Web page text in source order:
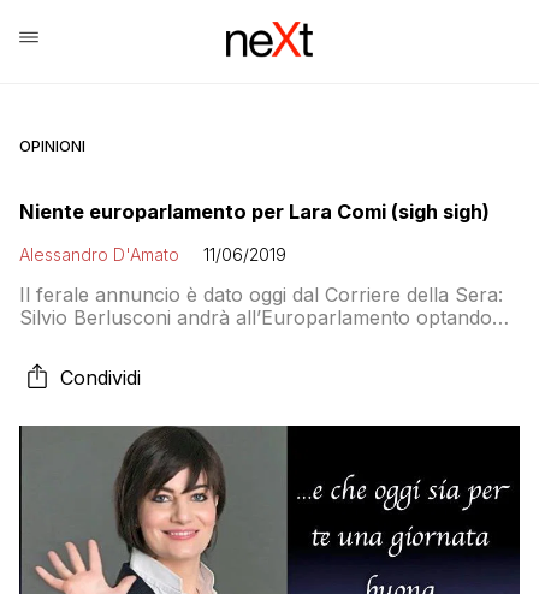
OPINIONI
Niente europarlamento per Lara Comi (sigh sigh)
Alessandro D'Amato 11/06/2019
Il ferale annuncio è dato oggi dal Corriere della Sera:
Silvio Berlusconi andrà all’Europarlamento optando
dove si era candidato capolista raccogliendo (in tutta
Italia) quasi seicentomila preferenze. Questo significa
entrata in caso fosse scalato il posto del Cavaliere: […]
Condividi